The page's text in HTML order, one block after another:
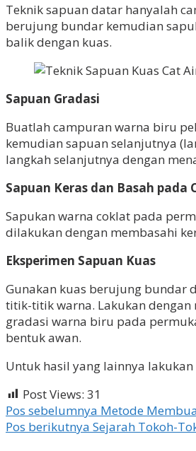
Teknik sapuan datar hanyalah
berujung bundar kemudian
balik dengan kuas.
Sapuan Gradasi
Buatlah campuran warna biru
kemudian sapuan selanjutnya
langkah selanjutnya dengan
Sapuan Keras dan Basah pada
Sapukan warna coklat pada
dilakukan dengan membasahi
Eksperimen Sapuan Kuas
Gunakan kuas berujung bundar
titik-titik warna. Lakukan dengan
gradasi warna biru pada
bentuk awan.
Untuk hasil yang lainnya
Post Views: 31
Navigasi
pos
Pos sebelumnya Metode
Pos berikutnya Sejarah Tokoh-